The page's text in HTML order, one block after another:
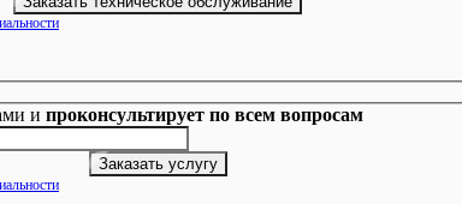
и проконсультирует по всем вопросам